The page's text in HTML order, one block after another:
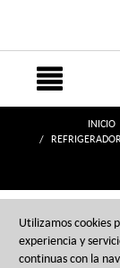
INICIO
Utilizamos cookies
experiencia y
continuas con la